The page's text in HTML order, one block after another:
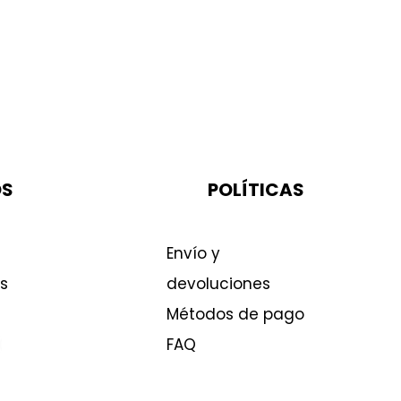
POLÍTICAS
Envío y
devoluciones
Métodos de pago
FAQ